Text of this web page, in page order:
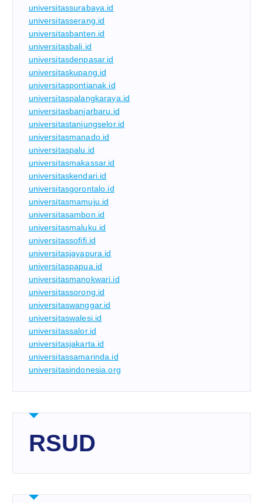
universitassurabaya.id
universitasserang.id
universitasbanten.id
universitasbali.id
universitasdenpasar.id
universitaskupang.id
universitaspontianak.id
universitaspalangkaraya.id
universitasbanjarbaru.id
universitastanjungselor.id
universitasmanado.id
universitaspalu.id
universitasmakassar.id
universitaskendari.id
universitasgorontalo.id
universitasmamuju.id
universitasambon.id
universitasmaluku.id
universitassofifi.id
universitasjayapura.id
universitaspapua.id
universitasmanokwari.id
universitassorong.id
universitaswanggar.id
universitaswalesi.id
universitassalor.id
universitasjakarta.id
universitassamarinda.id
universitasindonesia.org
RSUD